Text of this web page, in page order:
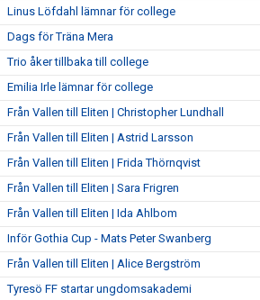
Linus Löfdahl lämnar för college
Dags för Träna Mera
Trio åker tillbaka till college
Emilia Irle lämnar för college
Från Vallen till Eliten | Christopher Lundhall
Från Vallen till Eliten | Astrid Larsson
Från Vallen till Eliten | Frida Thörnqvist
Från Vallen till Eliten | Sara Frigren
Från Vallen till Eliten | Ida Ahlbom
Inför Gothia Cup - Mats Peter Swanberg
Från Vallen till Eliten | Alice Bergström
Tyresö FF startar ungdomsakademi